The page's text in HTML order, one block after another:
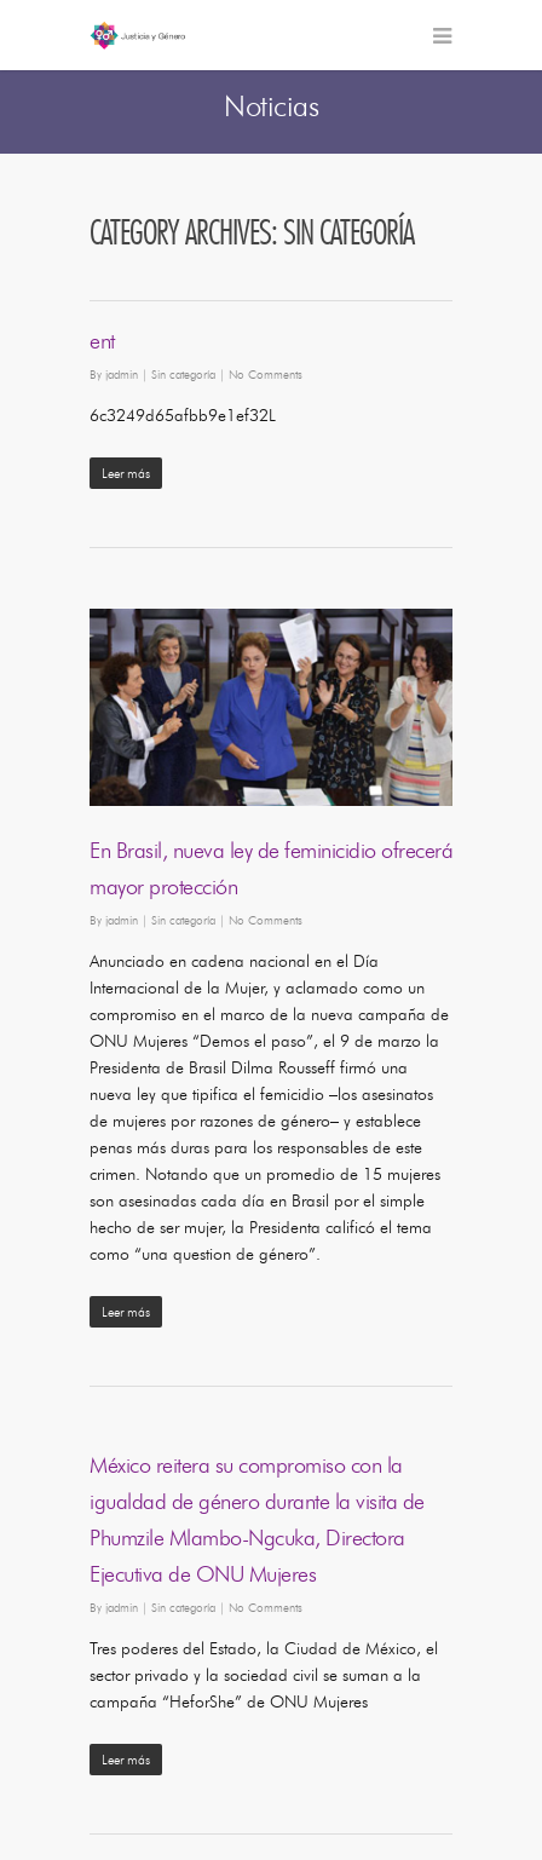
Noticias
CATEGORY ARCHIVES: SIN CATEGORÍA
ent
By jadmin Sin categoría No Comments
6c3249d65afbb9e1ef32L
Leer más
En Brasil, nueva ley de feminicidio ofrecerá
mayor protección
By jadmin Sin categoría No Comments
Anunciado en cadena nacional en el Día
Internacional de la Mujer, y aclamado como un
compromiso en el marco de la nueva campaña de
ONU Mujeres “Demos el paso”, el 9 de marzo la
Presidenta de Brasil Dilma Rousseff firmó una
nueva ley que tipifica el femicidio –los asesinatos
de mujeres por razones de género– y establece
penas más duras para los responsables de este
crimen. Notando que un promedio de 15 mujeres
son asesinadas cada día en Brasil por el simple
hecho de ser mujer, la Presidenta calificó el tema
como “una question de género”.
Leer más
México reitera su compromiso con la
igualdad de género durante la visita de
Phumzile Mlambo-Ngcuka, Directora
Ejecutiva de ONU Mujeres
By jadmin Sin categoría No Comments
Tres poderes del Estado, la Ciudad de México, el
sector privado y la sociedad civil se suman a la
campaña “HeforShe” de ONU Mujeres
Leer más